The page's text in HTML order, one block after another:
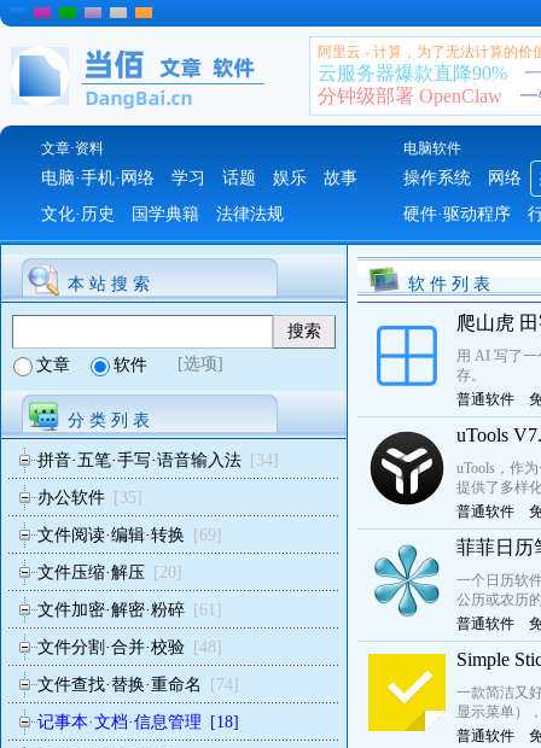
阿里云 - 计算，为了无法计算的价
云服务器爆款直降90%
分钟级部署 OpenClaw
文章·资料 电脑软件
电脑·手机·网络 学习 话题 娱乐
故事
文化·历史
国学典籍 法律法规
操作系统 网络
硬件·驱动程序
本 站 搜 索
文章 软件 [选项]
分 类 列 表
拼音·五笔·手写·语音输入法 [34]
办公软件 [35]
文件阅读·编辑·转换 [69]
文件压缩·解压 [20]
文件加密·解密·粉碎 [61]
文件分割·合并·校验 [48]
文件查找·替换·重命名 [74]
记事本·文档·信息管理 [18]
软 件 列 表
爬山虎
用 AI 写了
存。
普通软件
uTools
uTools，作
提供了多样
普通软件
菲菲日历
一个日历软
公历或农历
普通软件
Simple
一款简洁又
显示菜单）
普通软件